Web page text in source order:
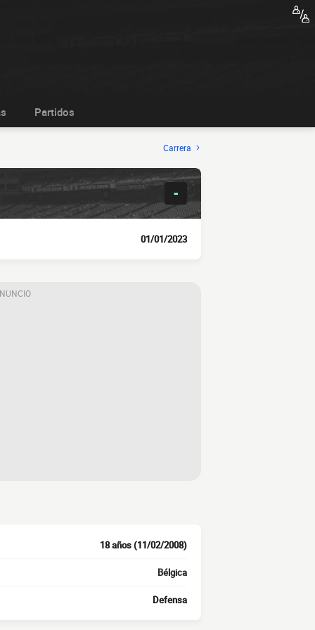
Partidos
Carrera
-
01/01/2023
18 años (11/02/2008)
Bélgica
Defensa